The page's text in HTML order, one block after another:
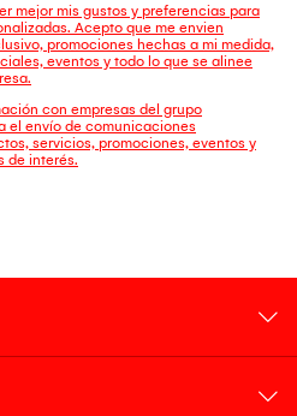
mejor mis gustos y preferencias para
Acepto que me envien
promociones hechas a mi medida,
eventos y todo lo que se alinee
con empresas del grupo
el envío de comunicaciones
servicios, promociones, eventos y
de interés.